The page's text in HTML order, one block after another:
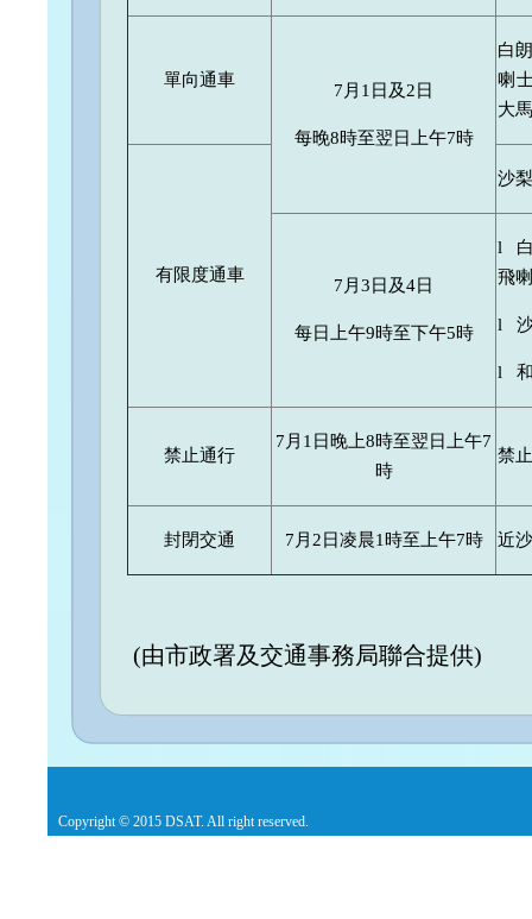
單向通車
7月1日及2日
每晚8時至翌日上午7時
白
喇
大
有限度通車
沙
7月3日及4日
每日上午9時至下午5時
l 白
飛
l 沙
l 和
禁止通行
7月1日晚上8時至翌日上午7
時
禁
封閉交通 7月2日凌晨1時至上午7時 近
(由市政署及交通事務局聯合提供)
Copyright © 2015 DSAT. All right reserved.